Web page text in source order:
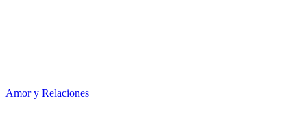
Amor y Relaciones